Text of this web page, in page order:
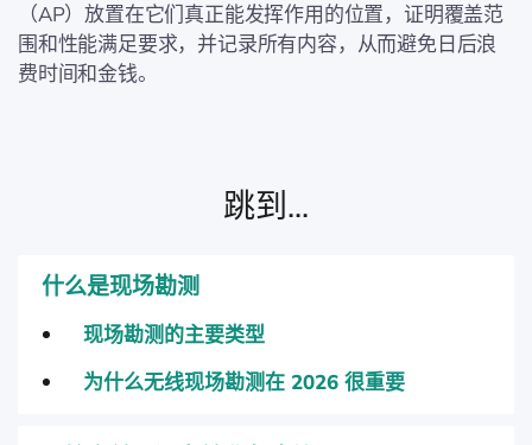
（AP）放置在它们真正能发挥作用的位置，证明覆盖范
围和性能满足要求，并记录所有内容，从而避免日后浪
费时间和金钱。
跳到...
什么是现场勘测
现场勘测的主要类型
为什么无线现场勘测在 2026 很重要